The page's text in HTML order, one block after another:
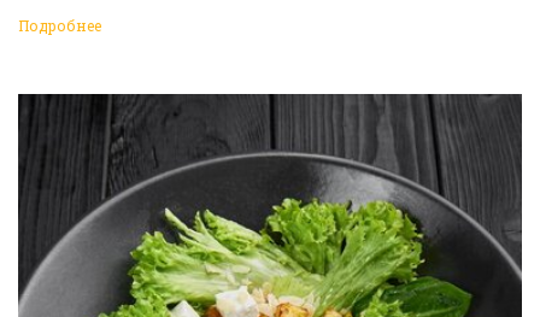
Подробнее